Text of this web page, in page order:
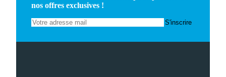
nos offres exclusives !